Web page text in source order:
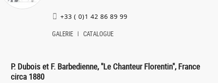
+33 ( 0)1 42 86 89 99
GALERIE CATALOGUE
P. Dubois et F. Barbedienne, "Le Chanteur Florentin", France
circa 1880